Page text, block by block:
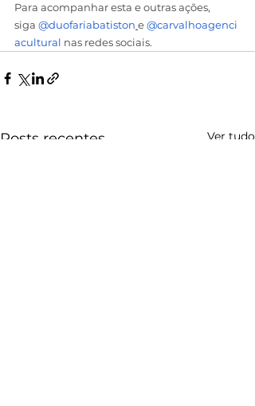
Para acompanhar esta e outras ações,
siga @duofariabatiston e@carvalhoagenci
acultural nas redes sociais.
Posts recentes Ver tudo